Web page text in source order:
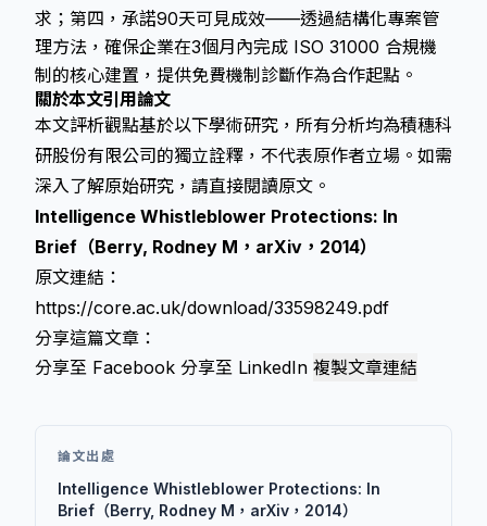
求；第四，承諾90天可見成效——透過結構化專案管
理方法，確保企業在3個月內完成 ISO 31000 合規機
制的核心建置，提供免費機制診斷作為合作起點。
關於本文引用論文
本文評析觀點基於以下學術研究，所有分析均為積穗科
研股份有限公司的獨立詮釋，不代表原作者立場。如需
深入了解原始研究，請直接閱讀原文。
Intelligence Whistleblower Protections: In
Brief（Berry, Rodney M，arXiv，2014）
原文連結：
https://core.ac.uk/download/33598249.pdf
分享這篇文章：
分享至 Facebook 分享至 LinkedIn 複製文章連結
論文出處
Intelligence Whistleblower Protections: In
Brief（Berry, Rodney M，arXiv，2014）